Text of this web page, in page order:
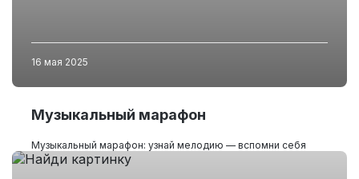
16 мая 2025
Музыкальный марафон
Музыкальный марафон: узнай мелодию — вспомни себя